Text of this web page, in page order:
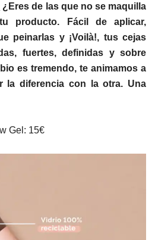
¿Eres de las que no se maquilla
producto. Fácil de aplicar,
peinarlas y ¡Voilà!, tus cejas
fuertes, definidas y sobre
es tremendo, te animamos a
la diferencia con la otra. Una
Gel: 15€